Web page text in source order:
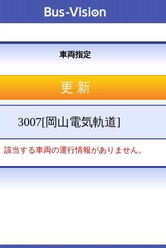
車両指定
3007[岡山電気軌道]
該当する車両の運行情報がありません。